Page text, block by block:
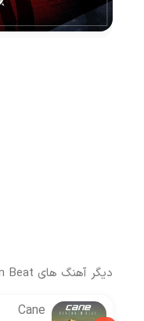
دیگر آهنگ های Beat
Cane